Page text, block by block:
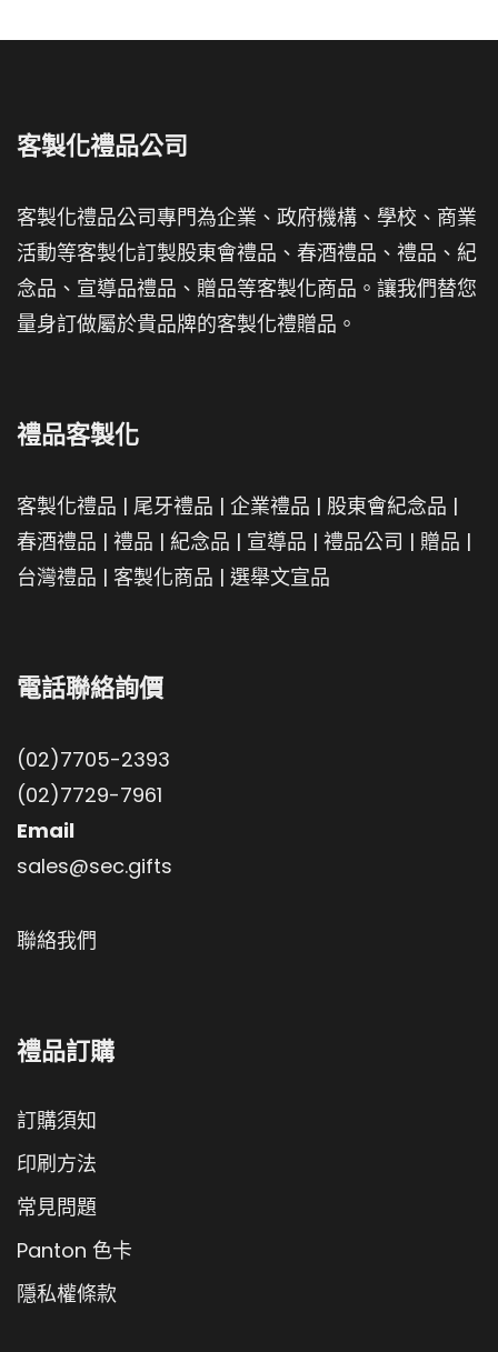
客製化禮品公司
客製化禮品公司專門為企業、政府機構、學校、商業
活動等客製化訂製股東會禮品、春酒禮品、禮品、紀
念品、宣導品禮品、贈品等客製化商品。讓我們替您
量身訂做屬於貴品牌的客製化禮贈品。
禮品客製化
客製化禮品 | 尾牙禮品 | 企業禮品 | 股東會紀念品 |
春酒禮品 | 禮品 | 紀念品 | 宣導品 | 禮品公司 | 贈品 |
台灣禮品 | 客製化商品 | 選舉文宣品
電話聯絡詢價
(02)7705-2393
(02)7729-7961
Email
sales@sec.gifts
聯絡我們
禮品訂購
訂購須知
印刷方法
常見問題
Panton 色卡
隱私權條款